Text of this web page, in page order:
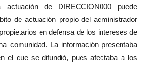
actuación de DIRECCION000 puede
de actuación propio del administrador
en defensa de los intereses de
comunidad. La información presentaba
el que se difundió, pues afectaba a los